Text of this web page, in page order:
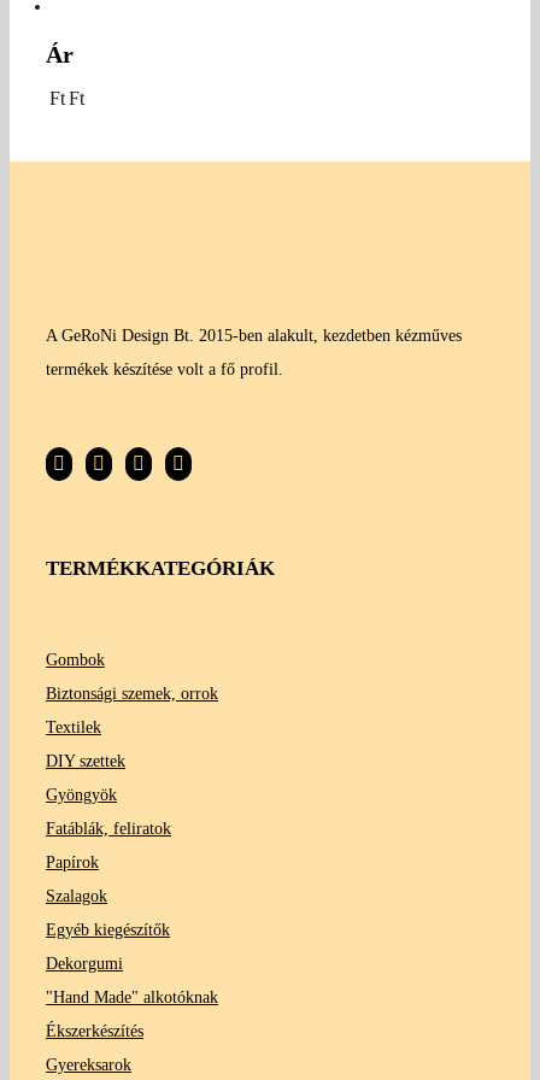
Ár
FtFt
A GeRoNi Design Bt. 2015-ben alakult, kezdetben kézműves
termékek készítése volt a fő profil.
TERMÉKKATEGÓRIÁK
Gombok
Biztonsági szemek, orrok
Textilek
DIY szettek
Gyöngyök
Fatáblák, feliratok
Papírok
Szalagok
Egyéb kiegészítők
Dekorgumi
"Hand Made" alkotóknak
Ékszerkészítés
Gyereksarok